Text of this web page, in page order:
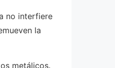
no interfiere
la
metálicos.